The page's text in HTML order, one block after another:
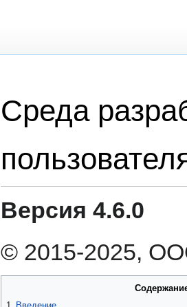
навигации
поиску
Среда
Версия 4.6.0
© 2015-2025,